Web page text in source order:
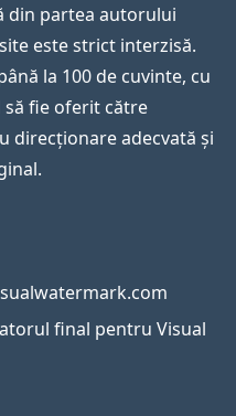
din partea autorului
este strict interzisă.
la 100 de cuvinte, cu
să fie oferit către
direcționare adecvată și
final pentru Visual